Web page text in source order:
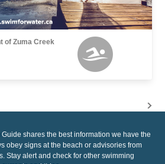
of Zuma Creek
Guide shares the best information we have the
obey signs at the beach or advisories from
Stay alert and check for other swimming